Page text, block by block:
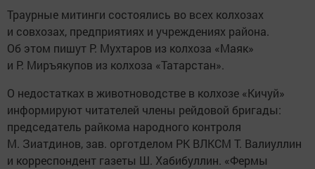
Траурные митинги состоялись во всех колхозах
и совхозах, предприятиях и учреждениях района.
Об этом пишут Р. Мухтаров из колхоза «Маяк»
и Р. Миръякупов из колхоза «Татарстан».
О недостатках в животноводстве в колхозе «Кичуй»
информируют читателей члены рейдовой бригады:
председатель райкома народного контроля
М. Зиатдинов, зав. орготделом РК ВЛКСМ Т. Валиуллин
и корреспондент газеты Ш. Хабибуллин. «Фермы